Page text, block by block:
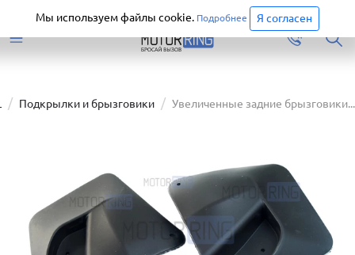
Перейти
Подкрылки и брызговики Увеличенные задние брызговики...
Мы используем файлы cookie. Подробнее Я согласен